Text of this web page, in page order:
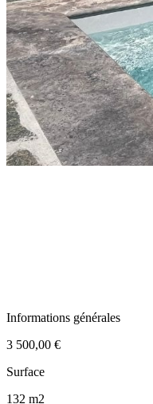
Informations générales
3 500,00 €
Surface
132 m2